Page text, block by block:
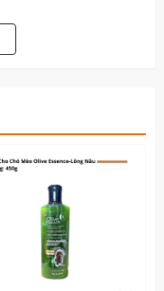
sản phẩm tại
CHO CHÓ MÈO UY